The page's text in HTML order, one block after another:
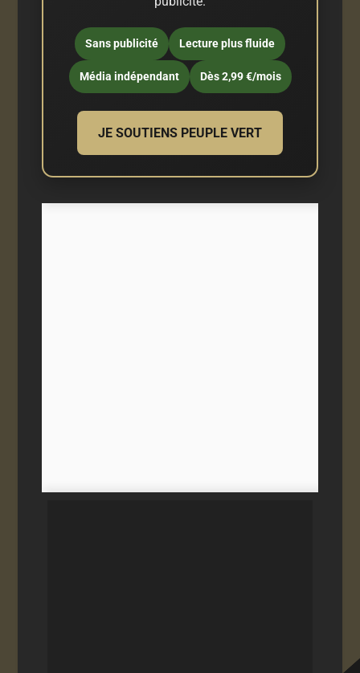
Sans publicité Lecture plus fluide
Média indépendant Dès 2,99 €/mois
JE SOUTIENS PEUPLE VERT